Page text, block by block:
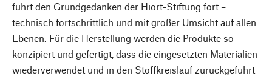
führt den Grundgedanken der Hiort-Stiftung fort –
technisch fortschrittlich und mit großer Umsicht auf allen
Ebenen. Für die Herstellung werden die Produkte so
konzipiert und gefertigt, dass die eingesetzten Materialien
wiederverwendet und in den Stoffkreislauf zurückgeführt